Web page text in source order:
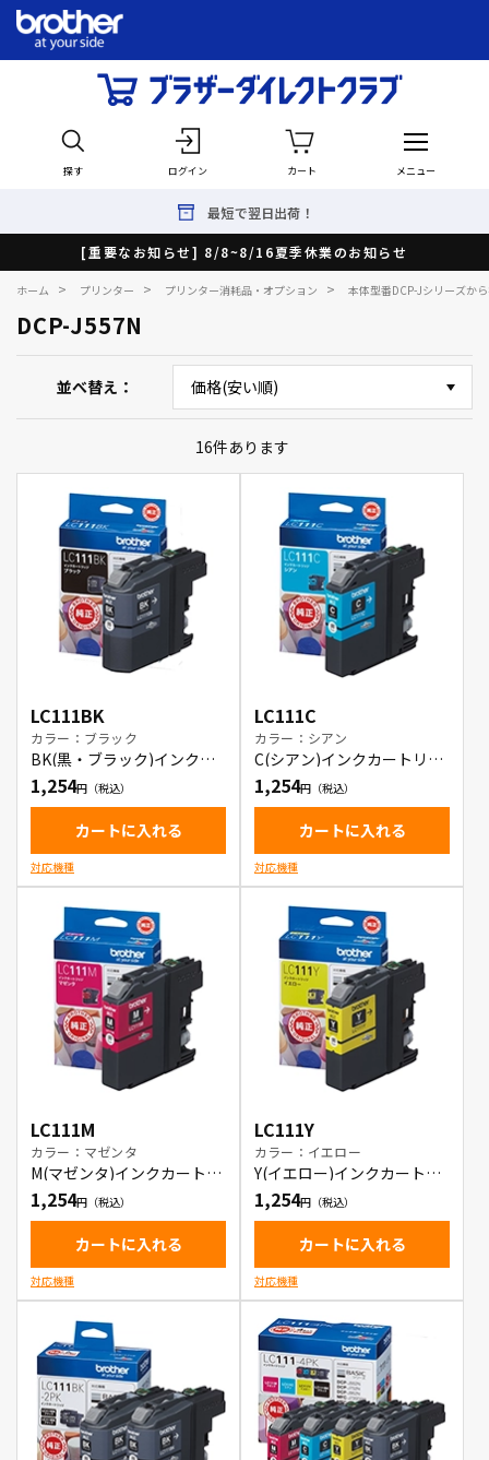
探す ログイン カート メニュー
最短で翌日出荷！
[重要なお知らせ] 8/8~8/16夏季休業のお知らせ
ホーム > プリンター > プリンター消耗品・オプション > 本体型番DCP-Jシリーズか
DCP-J557N
並べ替え
16件あります
LC111BK
カラー：ブラック
BK(黒・ブラック)インクカ
ートリッジ
1,254
カートに入れる
対応機種
LC111C
カラー：シアン
C(シアン)インクカートリッ
ジ
1,254
カートに入れる
対応機種
LC111M
カラー：マゼンタ
M(マゼンタ)インクカートリ
ッジ
1,254
カートに入れる
対応機種
LC111Y
カラー：イエロー
Y(イエロー)インクカートリ
ッジ
1,254
カートに入れる
対応機種